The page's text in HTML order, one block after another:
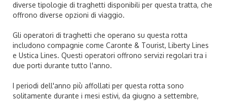
diverse tipologie di traghetti disponibili per questa tratta, che
offrono diverse opzioni di viaggio.
Gli operatori di traghetti che operano su questa rotta
includono compagnie come Caronte & Tourist, Liberty Lines
e Ustica Lines. Questi operatori offrono servizi regolari tra i
due porti durante tutto l'anno.
I periodi dell'anno più affollati per questa rotta sono
solitamente durante i mesi estivi, da giugno a settembre,